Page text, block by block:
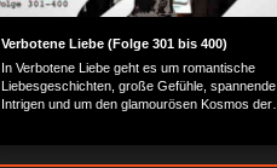
Verbotene Liebe (Folge 301 bis 400)
In Verbotene Liebe geht es um romantische
Liebesgeschichten, große Gefühle, spannende
Intrigen und um den glamourösen Kosmos der